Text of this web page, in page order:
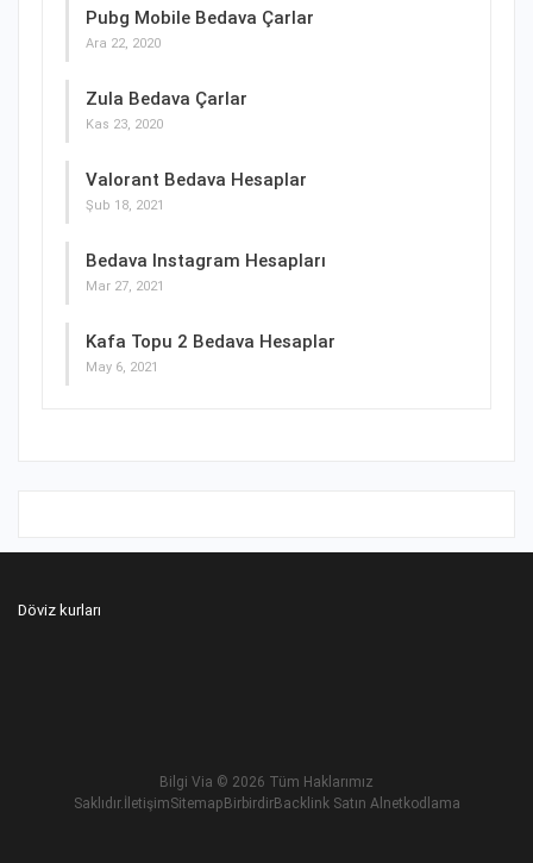
Pubg Mobile Bedava Çarlar
Ara 22, 2020
Zula Bedava Çarlar
Kas 23, 2020
Valorant Bedava Hesaplar
Şub 18, 2021
Bedava Instagram Hesapları
Mar 27, 2021
Kafa Topu 2 Bedava Hesaplar
May 6, 2021
Döviz kurları
Bilgi Via © 2026 Tüm Haklarımız
Saklıdır.İletişimSitemap BirbirdirBacklink Satın Al netkodlama